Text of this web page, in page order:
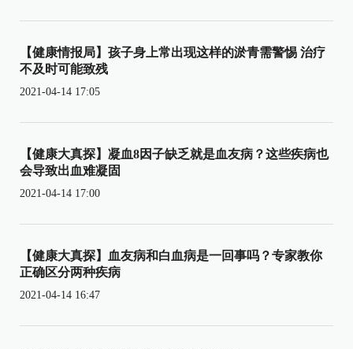
【健康情报局】孩子身上常出现这样的淤青需警惕 治疗
不及时可能致残
2021-04-14 17:05
【健康大真探】凝血8因子缺乏就是血友病？这些疾病也
会导致出血难凝固
2021-04-14 17:00
【健康大真探】血友病和白血病是一回事吗？专家教你
正确区分两种疾病
2021-04-14 16:47